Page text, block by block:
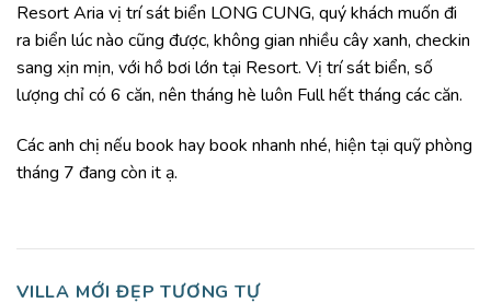
Resort Aria vị trí sát biển LONG CUNG, quý khách muốn đi
ra biển lúc nào cũng được, không gian nhiều cây xanh, checkin
sang xịn mịn, với hồ bơi lớn tại Resort. Vị trí sát biển, số
lượng chỉ có 6 căn, nên tháng hè luôn Full hết tháng các căn.
Các anh chị nếu book hay book nhanh nhé, hiện tại quỹ phòng
tháng 7 đang còn it ạ.
VILLA MỚI ĐẸP TƯƠNG TỰ